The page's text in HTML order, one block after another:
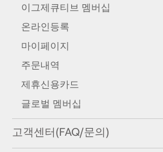
이그제큐티브 멤버십
온라인등록
마이페이지
주문내역
제휴신용카드
글로벌 멤버십
고객센터(FAQ/문의)